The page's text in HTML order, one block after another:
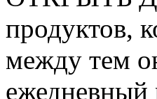
продуктов,
между тем
ежедневный